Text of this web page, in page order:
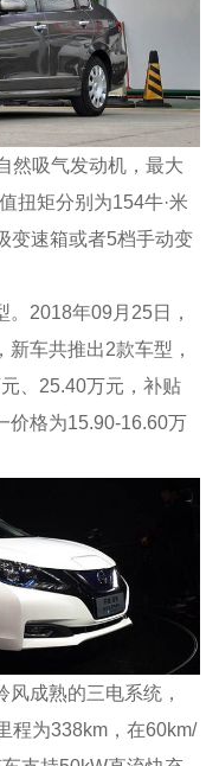
然吸气发动机，最大
扭矩分别为154牛·米
变速箱或者5档手动变
2018年09月25日，
车共推出2款车型，
、25.40万元，补贴
价格为15.90-16.60万
成熟的三电系统，
程为338km，在60km/